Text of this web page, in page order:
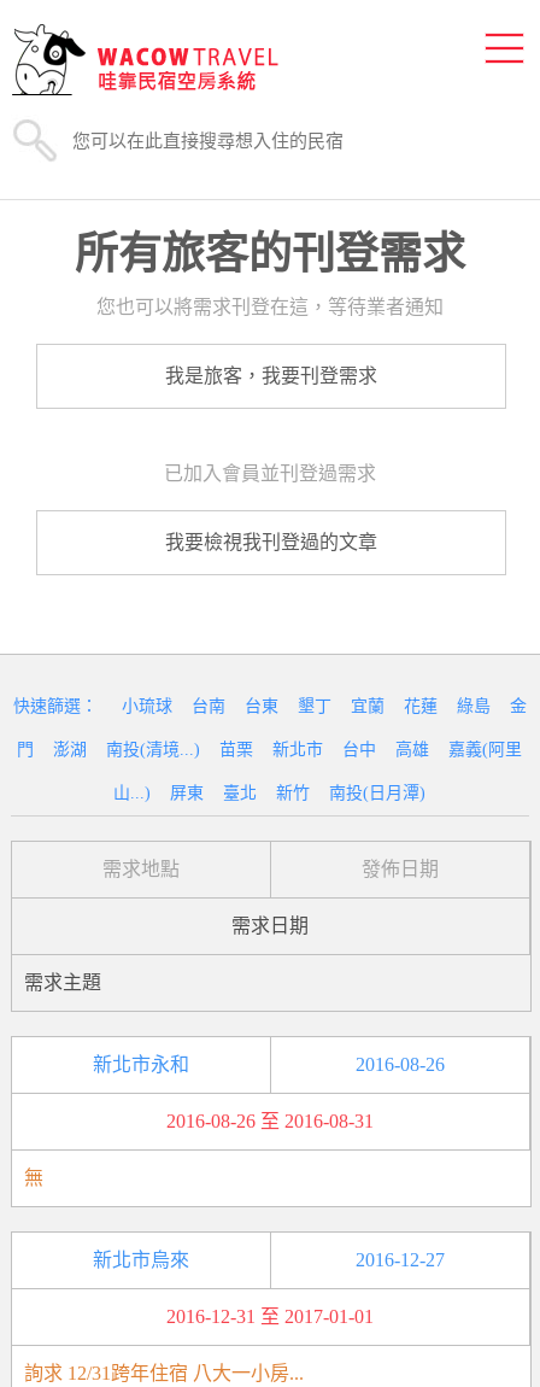
所有旅客的刊登需求
您也可以將需求刊登在這，等待業者通知
我是旅客，我要刊登需求
已加入會員並刊登過需求
我要檢視我刊登過的文章
快速篩選： 小琉球 台南 台東 墾丁 宜蘭 花蓮 綠島 金
門 澎湖 南投(清境...) 苗栗 新北市 台中 高雄 嘉義(阿里
山...) 屏東 臺北 新竹 南投(日月潭)
需求地點 發佈日期
需求日期
需求主題
新北市永和 2016-08-26
2016-08-26 至 2016-08-31
無
新北市烏來 2016-12-27
2016-12-31 至 2017-01-01
詢求 12/31跨年住宿 八大一小房...